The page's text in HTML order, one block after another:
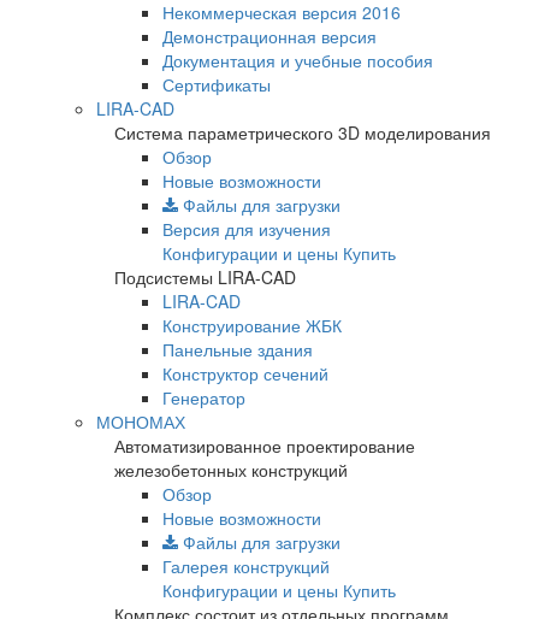
Некоммерческая версия 2016
Демонстрационная версия
Документация и учебные пособия
Сертификаты
LIRA-CAD
Система параметрического 3D моделирования
Обзор
Новые возможности
Файлы для загрузки
Версия для изучения
Конфигурации и цены Купить
Подсистемы LIRA-CAD
LIRA-CAD
Конструирование ЖБК
Панельные здания
Конструктор сечений
Генератор
МОНОМАХ
Автоматизированное проектирование
железобетонных конструкций
Обзор
Новые возможности
Файлы для загрузки
Галерея конструкций
Конфигурации и цены Купить
Комплекс состоит из отдельных программ